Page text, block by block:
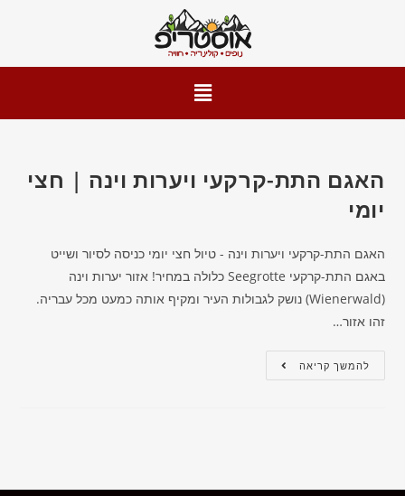
האגם התת-קרקעי ויערות וינה | חצי
יומי
האגם התת-קרקעי ויערות וינה - טיול חצי יומי כניסה לסיור ושייט
באגם התת-קרקעי Seegrotte כלולה במחיר! אזור יערות וינה
(Wienerwald) נושק לגבולות העיר ומקיף אותה כמעט מכל עבריה.
זהו אזור…
להמשך קריאה